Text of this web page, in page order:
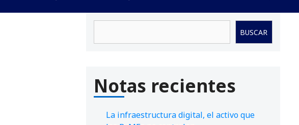
BUSCAR
Notas recientes
La infraestructura digital, el activo que